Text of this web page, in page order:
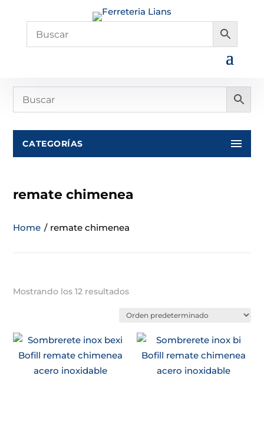
CATEGORÍAS
remate chimenea
Home / remate chimenea
Mostrando los 12 resultados